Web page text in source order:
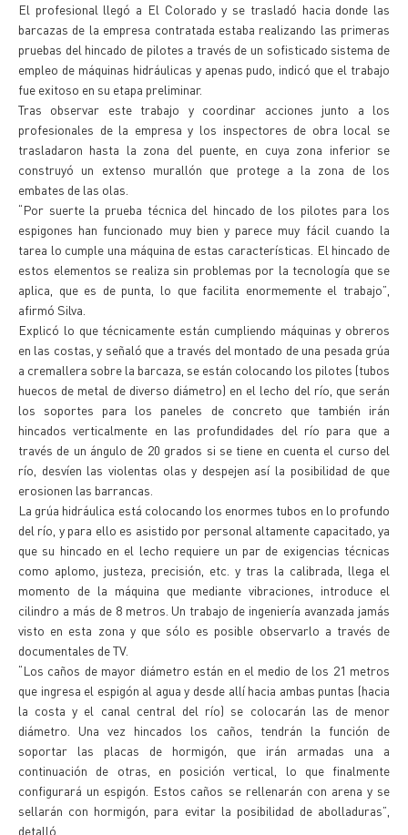
El profesional llegó a El Colorado y se trasladó hacia donde las
barcazas de la empresa contratada estaba realizando las primeras
pruebas del hincado de pilotes a través de un sofisticado sistema de
empleo de máquinas hidráulicas y apenas pudo, indicó que el trabajo
fue exitoso en su etapa preliminar.
Tras observar este trabajo y coordinar acciones junto a los
profesionales de la empresa y los inspectores de obra local se
trasladaron hasta la zona del puente, en cuya zona inferior se
construyó un extenso murallón que protege a la zona de los
embates de las olas.
“Por suerte la prueba técnica del hincado de los pilotes para los
espigones han funcionado muy bien y parece muy fácil cuando la
tarea lo cumple una máquina de estas características. El hincado de
estos elementos se realiza sin problemas por la tecnología que se
aplica, que es de punta, lo que facilita enormemente el trabajo”,
afirmó Silva.
Explicó lo que técnicamente están cumpliendo máquinas y obreros
en las costas, y señaló que a través del montado de una pesada grúa
a cremallera sobre la barcaza, se están colocando los pilotes (tubos
huecos de metal de diverso diámetro) en el lecho del río, que serán
los soportes para los paneles de concreto que también irán
hincados verticalmente en las profundidades del río para que a
través de un ángulo de 20 grados si se tiene en cuenta el curso del
río, desvíen las violentas olas y despejen así la posibilidad de que
erosionen las barrancas.
La grúa hidráulica está colocando los enormes tubos en lo profundo
del río, y para ello es asistido por personal altamente capacitado, ya
que su hincado en el lecho requiere un par de exigencias técnicas
como aplomo, justeza, precisión, etc. y tras la calibrada, llega el
momento de la máquina que mediante vibraciones, introduce el
cilindro a más de 8 metros. Un trabajo de ingeniería avanzada jamás
visto en esta zona y que sólo es posible observarlo a través de
documentales de TV.
“Los caños de mayor diámetro están en el medio de los 21 metros
que ingresa el espigón al agua y desde allí hacia ambas puntas (hacia
la costa y el canal central del río) se colocarán las de menor
diámetro. Una vez hincados los caños, tendrán la función de
soportar las placas de hormigón, que irán armadas una a
continuación de otras, en posición vertical, lo que finalmente
configurará un espigón. Estos caños se rellenarán con arena y se
sellarán con hormigón, para evitar la posibilidad de abolladuras”,
detalló.